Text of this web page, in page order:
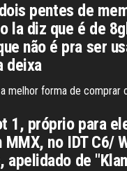
pentes de
la diz que é de
não é pra ser
deixa
melhor forma de
1, próprio para
no IDT
de